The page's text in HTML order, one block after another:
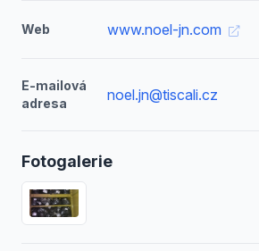
Web www.noel-jn.com
E-mailová
adresa
noel.jn@tiscali.cz
Fotogalerie